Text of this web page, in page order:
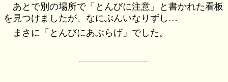
あとで別の場所で「とんびに注意」と書かれた看板
を見つけましたが、なにぶんいなりずし…
まさに「とんびにあぶらげ」でした。